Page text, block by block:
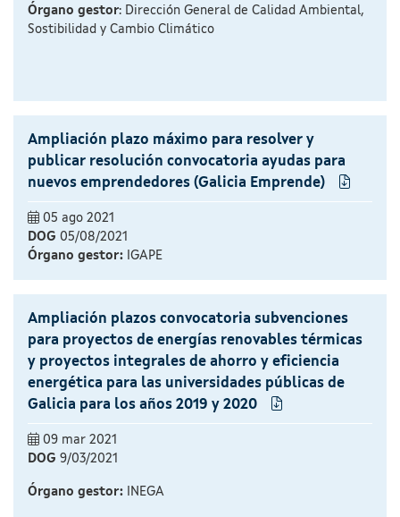
Órgano gestor: Dirección General de Calidad Ambiental,
Sostibilidad y Cambio Climático
Ampliación plazo máximo para resolver y
publicar resolución convocatoria ayudas para
nuevos emprendedores (Galicia Emprende)
05 ago 2021
DOG 05/08/2021
Órgano gestor: IGAPE
Ampliación plazos convocatoria subvenciones
para proyectos de energías renovables térmicas
y proyectos integrales de ahorro y eficiencia
energética para las universidades públicas de
Galicia para los años 2019 y 2020
09 mar 2021
DOG 9/03/2021
Órgano gestor: INEGA